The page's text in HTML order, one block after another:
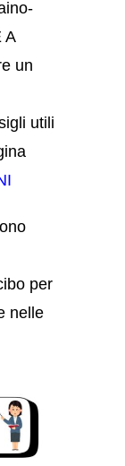
A
un
utili
per
nelle